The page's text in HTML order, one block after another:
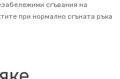
сгъвания на
при нормално сгъната ръка